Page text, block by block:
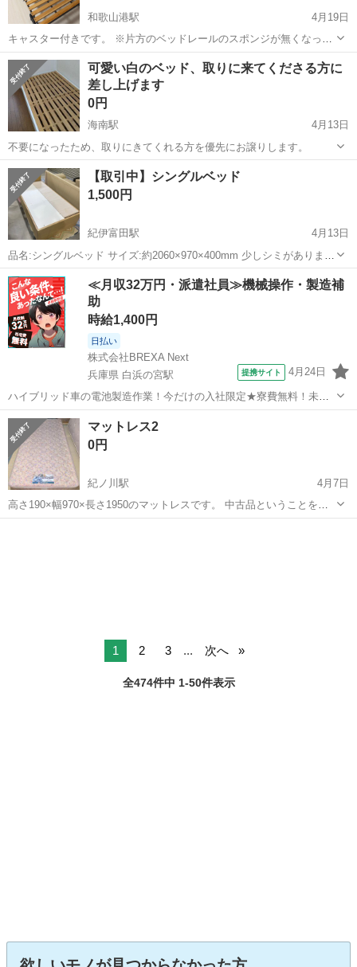
和歌山港駅
4月19日
キャスター付きです。 ※片方のベッドレールのスポンジが無くなって
います ※スノコにやや変色があります ★4/28もしくは4/29に引き取っ
ていただける方、ご連絡お願いいたします。 ★家から運び出しが可能
な方（お手伝いはがんば...
和歌山 和歌山市 和歌山港駅 ベッド ニトリ
可愛い白のベッド、取りに来てくださる方に
差し上げます
0円
海南駅
4月13日
不要になったため、取りにきてくれる方を優先にお譲りします。
和歌山 海草郡 海南駅 ベッド
【取引中】シングルベッド
1,500円
紀伊富田駅
4月13日
品名:シングルベッド サイズ:約2060×970×400mm 少しシミがあります
が使用には問題ありません。 分解可能です。 購入ご希望の方はお問い
合わせ下さい！ すぐにお返事出来ない場合がございますのでご了承く
ださい。🙇 ...
和歌山 西牟婁郡 紀伊富田駅 ベッド 商店
≪月収32万円・派遣社員≫機械操作・製造補
助
時給1,400円
日払い
株式会社BREXA Next
兵庫県 白浜の宮駅
提携サイト 4月24日
ハイブリッド車の電池製造作業！今だけの入社限定★寮費無料！未経
験活躍中★20～50代の男性活躍中！安定企業で長期で働きたい方オス
スメ！年間休日130日！正社員登用制度あり！マイカー通勤OK！ワン
ルーム寮完備！《兵庫県姫路市》...
兵庫 姫路市 白浜の宮駅
マットレス2
0円
紀ノ川駅
4月7日
高さ190×幅970×長さ1950のマットレスです。 中古品ということをご
理解ください。 セブンイレブン栄谷店で待ち合わせ、雨天の場合は近
1 2 3 ... 次へ
全474件中 1-50件表示